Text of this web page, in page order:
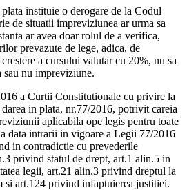
instituie o derogare de la Codul
de situatii impreviziunea ar urma sa
ar avea doar rolul de a verifica,
prevazute de lege, adica, de
a cursului valutar cu 20%, nu sa
sau nu impreviziune.
a Curtii Constitutionale cu privire la
in plata, nr.77/2016, potrivit careia
aplicabila ope legis pentru toate
data intrarii in vigoare a Legii 77/2016
in contradictie cu prevederile
privind statul de drept, art.1 alin.5 in
legii, art.21 alin.3 privind dreptul la
si art.124 privind infaptuierea justitiei.